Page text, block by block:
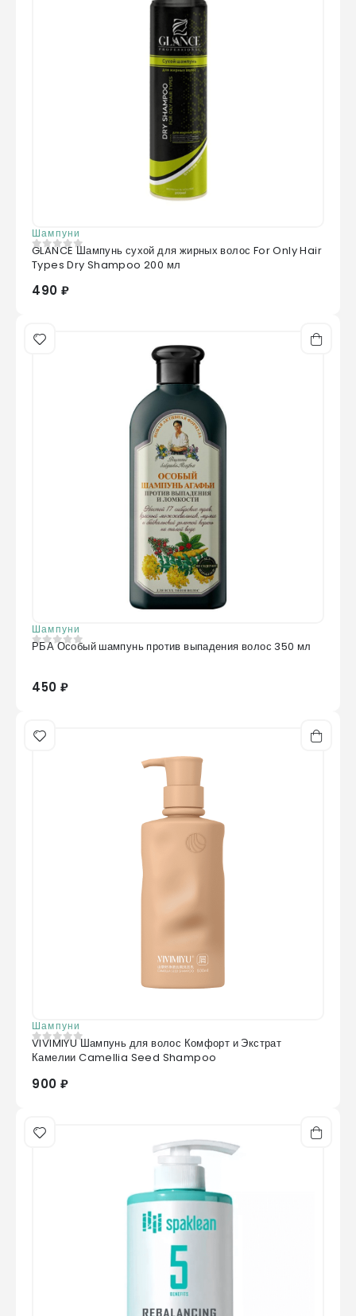
Шампуни
0из 5
GLANCE Шампунь сухой для жирных волос For Only Hair
Types Dry Shampoo 200 мл
490 ₽
Шампуни
0 из 5
РБА Особый шампунь против выпадения волос 350 мл
450 ₽
Шампуни
0 из 5
VIVIMIYU Шампунь для волос Комфорт и Экстрат
Камелии Camellia Seed Shampoo
900 ₽